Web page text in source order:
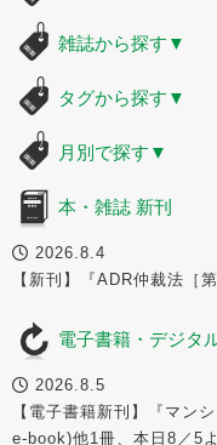
雑誌から探す ▼
タグから探す ▼
月別で探す ▼
本・雑誌 新刊
2026.8.4
【新刊】『ADR仲裁法［
電子書籍・デジタ
2026.8.5
【電子書籍新刊】『マン
e-book)他1冊、本日8／5